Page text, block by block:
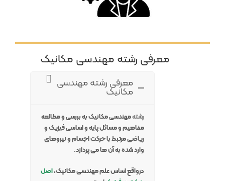
معرفی رشته مهندسی مکانیک
معرفی رشته مهندسی
مکانیک
رشتهمهندسی مکانیک به بررسی و مطالعه
مفاهیم و مسائل پایه و اساسی فیزیک و
ریاضی مرتبط با حرکت اجسام و نیروهای
وارد شده به آن ها می پردازد.
درواقع اساس علم مهندسی مکانیک،اصل